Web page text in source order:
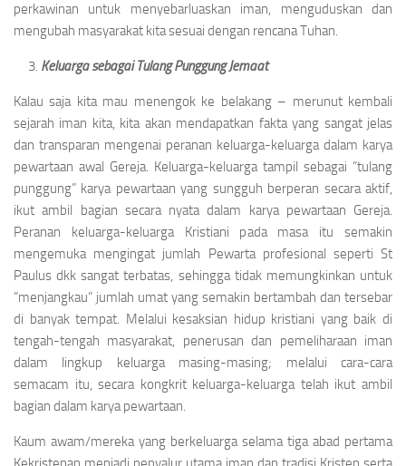
perkawinan untuk menyebarluaskan iman, menguduskan dan
mengubah masyarakat kita sesuai dengan rencana Tuhan.
Keluarga sebagai Tulang Punggung Jemaat
Kalau saja kita mau menengok ke belakang – merunut kembali
sejarah iman kita, kita akan mendapatkan fakta yang sangat jelas
dan transparan mengenai peranan keluarga-keluarga dalam karya
pewartaan awal Gereja. Keluarga-keluarga tampil sebagai ”tulang
punggung” karya pewartaan yang sungguh berperan secara aktif,
ikut ambil bagian secara nyata dalam karya pewartaan Gereja.
Peranan keluarga-keluarga Kristiani pada masa itu semakin
mengemuka mengingat jumlah Pewarta profesional seperti St
Paulus dkk sangat terbatas, sehingga tidak memungkinkan untuk
”menjangkau” jumlah umat yang semakin bertambah dan tersebar
di banyak tempat. Melalui kesaksian hidup kristiani yang baik di
tengah-tengah masyarakat, penerusan dan pemeliharaan iman
dalam lingkup keluarga masing-masing; melalui cara-cara
semacam itu, secara kongkrit keluarga-keluarga telah ikut ambil
bagian dalam karya pewartaan.
Kaum awam/mereka yang berkeluarga selama tiga abad pertama